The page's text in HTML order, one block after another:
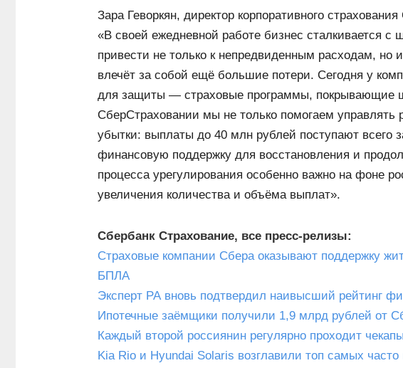
Зара Геворкян, директор корпоративного
«В своей ежедневной работе бизнес сталкивается с
привести не только к непредвиденным расходам, но
влечёт за собой ещё большие потери. Сегодня у
для защиты — страховые программы, покрывающие
СберСтраховании мы не только помогаем
убытки: выплаты до 40 млн рублей поступают всего
финансовую поддержку для восстановления и
процесса урегулирования особенно важно на фоне
увеличения количества и объёма выплат».
Сбербанк Страхование, все пресс-релизы:
Страховые компании Сбера оказывают поддержку
БПЛА
Эксперт РА вновь подтвердил наивысший рейтинг
Ипотечные заёмщики получили 1,9 млрд рублей от
Каждый второй россиянин регулярно проходит чекапы
Kia Rio и Hyundai Solaris возглавили топ самых